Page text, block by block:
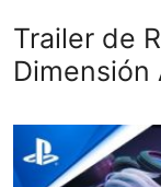
Trailer de
Dimensión